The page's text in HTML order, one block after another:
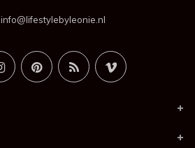
info@lifestylebyleonie.nl